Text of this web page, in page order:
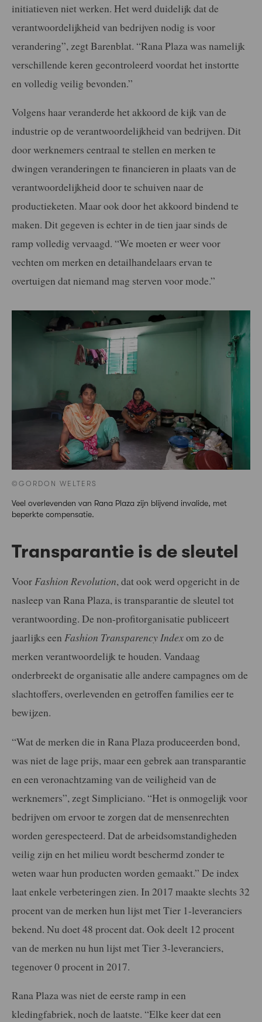
initiatieven niet werken. Het werd duidelijk dat de
verantwoordelijkheid van bedrijven nodig is voor
verandering”, zegt Barenblat. “Rana Plaza was namelijk
verschillende keren gecontroleerd voordat het instortte
en volledig veilig bevonden.”
Volgens haar veranderde het akkoord de kijk van de
industrie op de verantwoordelijkheid van bedrijven. Dit
door werknemers centraal te stellen en merken te
dwingen veranderingen te financieren in plaats van de
verantwoordelijkheid door te schuiven naar de
productieketen. Maar ook door het akkoord bindend te
maken. Dit gegeven is echter in de tien jaar sinds de
ramp volledig vervaagd. “We moeten er weer voor
vechten om merken en detailhandelaars ervan te
overtuigen dat niemand mag sterven voor mode.”
©GORDON WELTERS
Veel overlevenden van Rana Plaza zijn blijvend invalide, met
beperkte compensatie.
Transparantie is de sleutel
VoorFashion Revolution, dat ook werd opgericht in de
nasleep van Rana Plaza, is transparantie de sleutel tot
verantwoording. De non-profitorganisatie publiceert
jaarlijks een Fashion Transparency Indexom zo de
merken verantwoordelijk te houden. Vandaag
onderbreekt de organisatie alle andere campagnes om de
slachtoffers, overlevenden en getroffen families eer te
bewijzen.
“Wat de merken die in Rana Plaza produceerden bond,
was niet de lage prijs, maar een gebrek aan transparantie
en een veronachtzaming van de veiligheid van de
werknemers”, zegt Simpliciano. “Het is onmogelijk voor
bedrijven om ervoor te zorgen dat de mensenrechten
worden gerespecteerd. Dat de arbeidsomstandigheden
veilig zijn en het milieu wordt beschermd zonder te
weten waar hun producten worden gemaakt.” De index
laat enkele verbeteringen zien. In 2017 maakte slechts 32
procent van de merken hun lijst met Tier 1-leveranciers
bekend. Nu doet 48 procent dat. Ook deelt 12 procent
van de merken nu hun lijst met Tier 3-leveranciers,
tegenover 0 procent in 2017.
Rana Plaza was niet de eerste ramp in een
kledingfabriek, noch de laatste. “Elke keer dat een